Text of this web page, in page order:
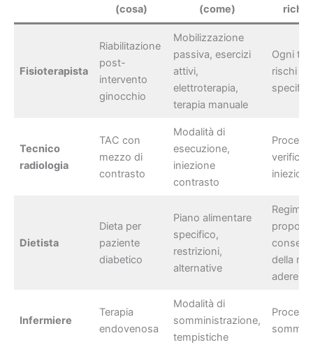
(cosa)
(come)
Fisioterapista
Riabilitazione
post-
intervento
ginocchio
Mobilizzazione
passiva, esercizi
attivi,
elettroterapia,
terapia manuale
Ogni
rischi e
specifici
Tecnico
radiologia
TAC con
mezzo di
contrasto
Modalità di
esecuzione,
iniezione
contrasto
verifica
Dietista
Dieta per
paziente
diabetico
Piano alimentare
specifico,
restrizioni,
alternative
Regime
della
Infermiere
Terapia
endovenosa
Modalità di
somministrazione,
tempistiche